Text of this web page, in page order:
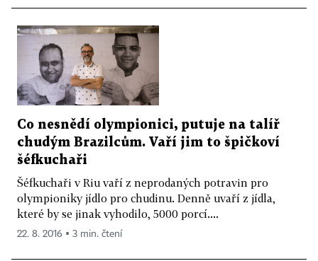
Co nesnědí olympionici, putuje na talíř
chudým Brazilcům. Vaří jim to špičkoví
šéfkuchaři
Šéfkuchaři v Riu vaří z neprodaných potravin pro
olympioniky jídlo pro chudinu. Denně uvaří z jídla,
které by se jinak vyhodilo, 5000 porcí....
22. 8. 2016 ▪ 3 min. čtení